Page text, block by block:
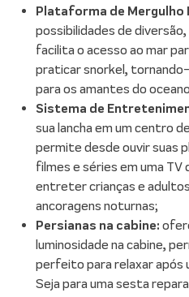
Plataforma de Mergulho
possibilidades de
facilita o acesso ao mar
praticar snorkel,
para os amantes do
Sistema de
sua lancha em um centro
permite desde ouvir suas
filmes e séries em uma TV
entreter crianças e
ancoragens noturnas;
Persianas na cabine:
luminosidade na cabine,
perfeito para relaxar após
Seja para uma sesta